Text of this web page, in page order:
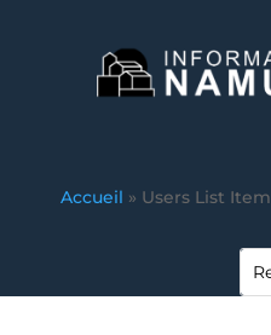
Accueil » Users List Item